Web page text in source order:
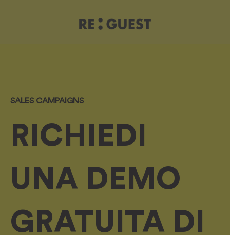
SALES CAMPAIGNS
RICHIEDI
UNA DEMO
GRATUITA DI